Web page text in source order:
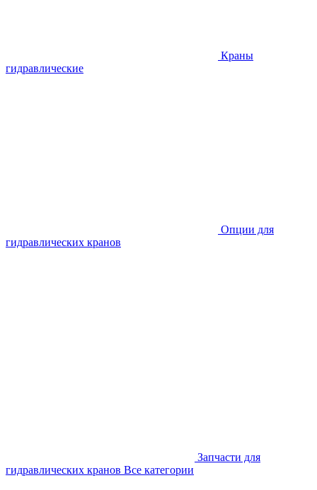
Краны
гидравлические
Опции для
гидравлических кранов
Запчасти для
гидравлических кранов Все категории